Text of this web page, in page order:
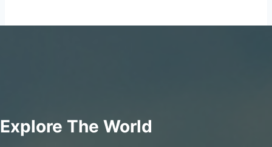
Explore The World